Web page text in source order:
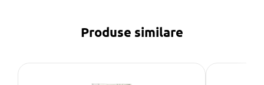
Produse similare